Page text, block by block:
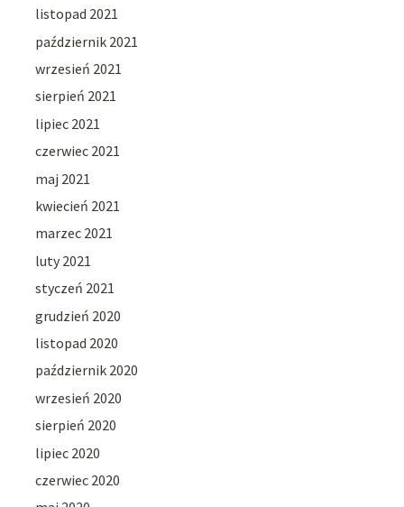
listopad 2021
październik 2021
wrzesień 2021
sierpień 2021
lipiec 2021
czerwiec 2021
maj 2021
kwiecień 2021
marzec 2021
luty 2021
styczeń 2021
grudzień 2020
listopad 2020
październik 2020
wrzesień 2020
sierpień 2020
lipiec 2020
czerwiec 2020